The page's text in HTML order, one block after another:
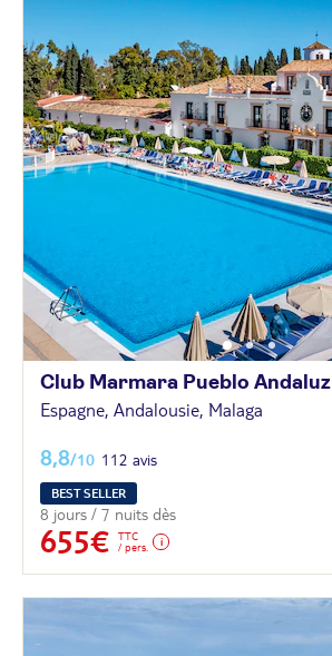
Club Marmara Pueblo Andaluz
Espagne, Andalousie, Malaga
8,8/10 112 avis
BEST SELLER
8 jours / 7 nuits dès
655€
TTC
/ pers.